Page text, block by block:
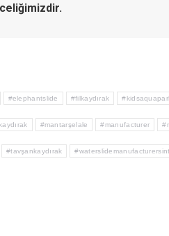
#elephantslide #filkaydırak
#mantarşelale #manufacturer
#tavşankaydırak